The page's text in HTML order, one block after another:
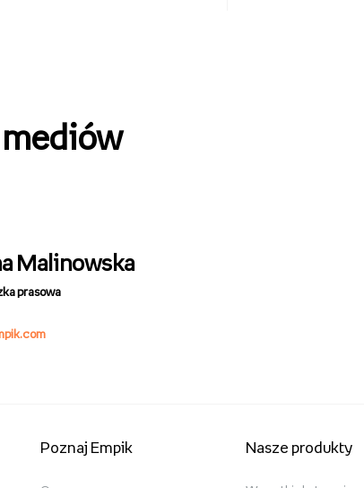
mediów
Malinowska
prasowa
Poznaj Empik Nasze produkty